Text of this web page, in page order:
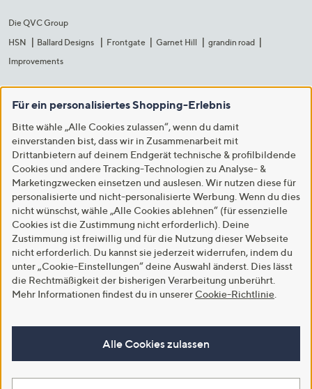
Die QVC Group
HSN
Ballard Designs Frontgate Garnet Hill
grandin road
Improvements
Für ein personalisiertes Shopping-Erlebnis
Bitte wähle „Alle Cookies zulassen“, wenn du damit
einverstanden bist, dass wir in Zusammenarbeit mit
Drittanbietern auf deinem Endgerät technische & profilbildende
Cookies und andere Tracking-Technologien zu Analyse- &
Marketingzwecken einsetzen und auslesen. Wir nutzen diese für
personalisierte und nicht-personalisierte Werbung. Wenn du dies
nicht wünschst, wähle „Alle Cookies ablehnen“ (für essenzielle
Cookies ist die Zustimmung nicht erforderlich). Deine
Zustimmung ist freiwillig und für die Nutzung dieser Webseite
nicht erforderlich. Du kannst sie jederzeit widerrufen, indem du
unter „Cookie-Einstellungen“ deine Auswahl änderst. Dies lässt
die Rechtmäßigkeit der bisherigen Verarbeitung unberührt.
Mehr Informationen findest du in unserer Cookie-Richtlinie
Alle Cookies zulassen